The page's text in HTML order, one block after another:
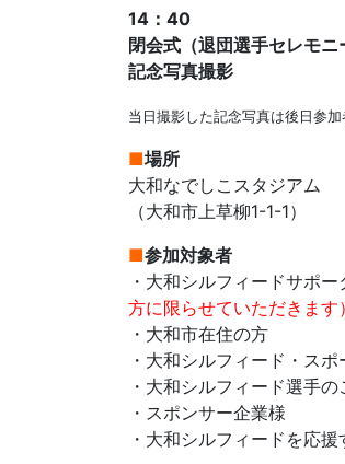
14：40
閉会式（退団選手セレモニ
記念写真撮影
当日撮影した記念写真は後日参
■場所
大和なでしこスタジアム
（大和市上草柳1-1-1）
■参加対象者
・大和シルフィードサポ
方に限らせていただきます）
・大和市在住の方
・大和シルフィード・ス
・大和シルフィード選手の
・スポンサー企業様
・大和シルフィードを応